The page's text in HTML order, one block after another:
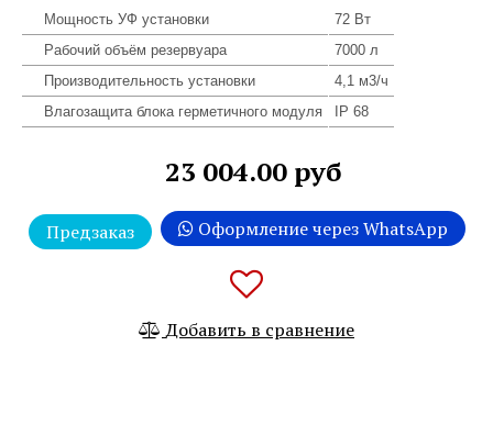
Мощность УФ установки
72 Вт
Рабочий объём резервуара
7000 л
Производительность установки
4,1 м3/ч
Влагозащита блока герметичного модуля
IP 68
23 004.00 руб
Предзаказ Оформление через WhatsApp
Добавить в сравнение